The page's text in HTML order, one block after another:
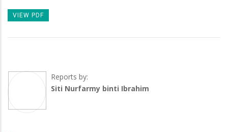
VIEW PDF
Reports by:
Siti Nurfarmy binti Ibrahim